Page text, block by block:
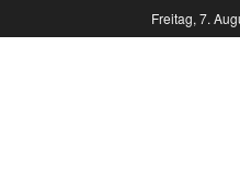
Freitag, 7.